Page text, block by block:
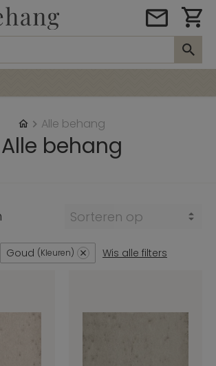
Alle behang
Alle behang
Sorteren op
Goud Kleuren Wis alle filters